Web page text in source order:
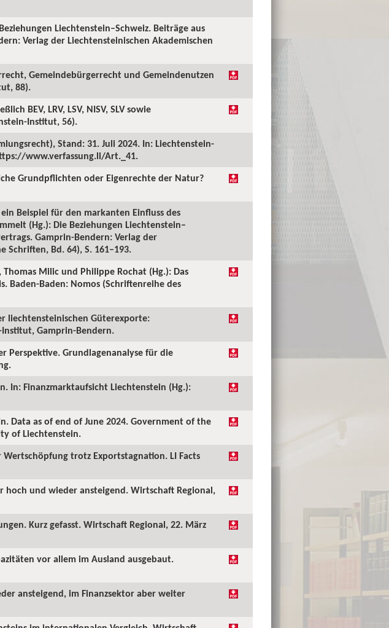
Liechtenstein–Schweiz. Beiträge aus
Verlag der Liechtensteinischen Akademischen
Gemeindebürgerrecht und Gemeindenutzen
88).
BEV, LRV, LSV, NISV, SLV sowie
Institut, 56).
Stand: 31. Juli 2024. In: Liechtenstein-
www.verfassung.li/Art._41.
Grundpflichten oder Eigenrechte der Natur?
Beispiel für den markanten Einfluss des
(Hg.): Die Beziehungen Liechtenstein–
Gamprin-Bendern: Verlag der
Schriften, Bd. 64), S. 161–193.
Milic und Philippe Rochat (Hg.): Das
Baden-Baden: Nomos (Schriftenreihe des
liechtensteinischen Güterexporte:
Institut, Gamprin-Bendern.
Perspektive. Grundlagenanalyse für die
In: Finanzmarktaufsicht Liechtenstein (Hg.):
Data as of end of June 2024. Government of the
of Liechtenstein.
trotz Exportstagnation. LI Facts
und wieder ansteigend. Wirtschaft Regional,
Kurz gefasst. Wirtschaft Regional, 22. März
vor allem im Ausland ausgebaut.
ansteigend, im Finanzsektor aber weiter